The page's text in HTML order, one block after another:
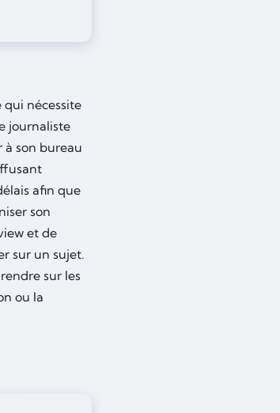
qui nécessite
journaliste
à son bureau
afin que
son
et de
sur un sujet.
sur les
ou la